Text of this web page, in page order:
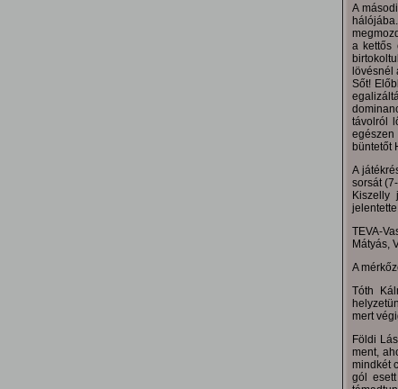
A
a kettős
lövésnél
Sőt!
távolról
büntetőt
A
sorsát
Kiszelly
TEVA-
Mátyás,
A
Tóth
mert
Földi
ment,
mindkét
gól